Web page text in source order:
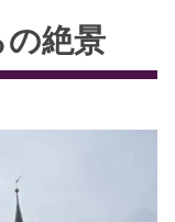
の絶景